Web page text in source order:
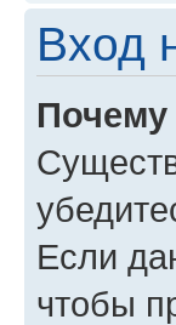
Вход
Почему
Если
чтобы